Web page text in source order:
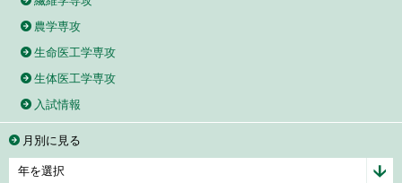
農学専攻
生命医工学専攻
生体医工学専攻
入試情報
月別に見る